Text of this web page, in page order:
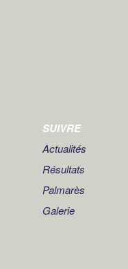
SUIVRE
Actualités
Résultats
Palmarès
Galerie